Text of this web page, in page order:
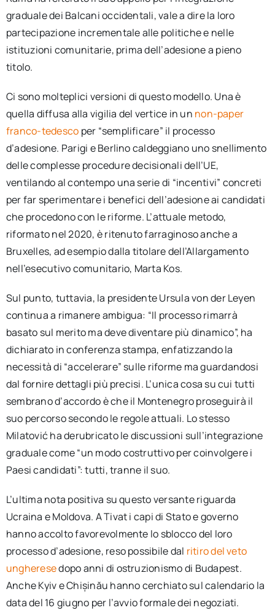
graduale dei Balcani occidentali, vale a dire la loro
partecipazione incrementale alle politiche e nelle
istituzioni comunitarie, prima dell’adesione a pieno
titolo.
Ci sono molteplici versioni di questo modello. Una è
quella diffusa alla vigilia del vertice in un non-paper
franco-tedesco per “semplificare” il processo
d’adesione. Parigi e Berlino caldeggiano uno snellimento
delle complesse procedure decisionali dell’UE,
ventilando al contempo una serie di “incentivi” concreti
per far sperimentare i benefici dell’adesione ai candidati
che procedono con le riforme. L’attuale metodo,
riformato nel 2020, è ritenuto farraginoso anche a
Bruxelles, ad esempio dalla titolare dell’Allargamento
nell’esecutivo comunitario, Marta Kos.
Sul punto, tuttavia, la presidente Ursula von der Leyen
continua a rimanere ambigua: “Il processo rimarrà
basato sul merito ma deve diventare più dinamico”, ha
dichiarato in conferenza stampa, enfatizzando la
necessità di “accelerare” sulle riforme ma guardandosi
dal fornire dettagli più precisi. L’unica cosa su cui tutti
sembrano d’accordo è che il Montenegro proseguirà il
suo percorso secondo le regole attuali. Lo stesso
Milatović ha derubricato le discussioni sull’integrazione
graduale come “un modo costruttivo per coinvolgere i
Paesi candidati”: tutti, tranne il suo.
L’ultima nota positiva su questo versante riguarda
Ucraina e Moldova. A Tivat i capi di Stato e governo
hanno accolto favorevolmente lo sblocco del loro
processo d’adesione, reso possibile dal ritiro del veto
ungheresedopo anni di ostruzionismo di Budapest.
Anche Kyiv e Chișinău hanno cerchiato sul calendario la
data del 16 giugno per l’avvio formale dei negoziati.